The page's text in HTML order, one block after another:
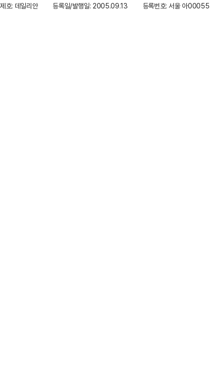
제호: 데일리안
등록일/발행일: 2005.09.13 등록번호: 서울 아00055